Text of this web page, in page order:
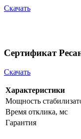
Скачать
Сертификат
Скачать
Характеристики
Мощность
Время отклика, мс
Гарантия